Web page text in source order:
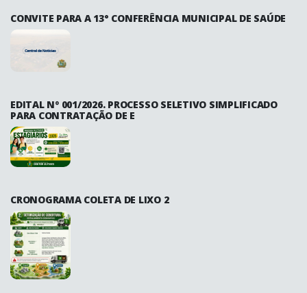
CONVITE PARA A 13° CONFERÊNCIA MUNICIPAL DE SAÚDE
EDITAL Nº 001/2026. PROCESSO SELETIVO SIMPLIFICADO
PARA CONTRATAÇÃO DE E
CRONOGRAMA COLETA DE LIXO 2